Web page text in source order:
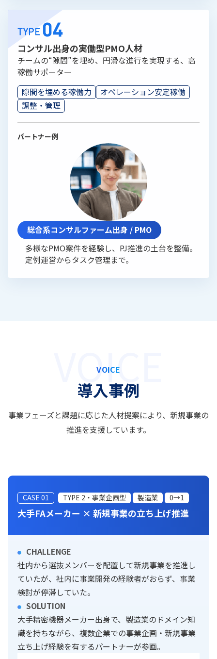
コンサル出身の実働型PMO人材
チームの“隙間”を埋め、円滑な進行を実現する、高
稼働サポーター
隙間を埋める稼働力
オペレーション安定稼働
調整・管理
パートナー例
総合系コンサルファーム出身 / PMO
多様なPMO案件を経験し、PJ推進の土台を整備。
定例運営からタスク管理まで。
VOICE
導入事例
事業フェーズと課題に応じた人材提案により、新規事業の
推進を支援しています。
CASE 01 TYPE 2・事業企画型 製造業 0→1
大手FAメーカー × 新規事業の立ち上げ推進
CHALLENGE
社内から選抜メンバーを配置して新規事業を推進し
ていたが、社内に事業開発の経験者がおらず、事業
検討が停滞していた。
SOLUTION
大手精密機器メーカー出身で、製造業のドメイン知
識を持ちながら、複数企業での事業企画・新規事業
立ち上げ経験を有するパートナーが参画。